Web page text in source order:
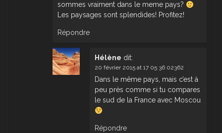
sommes vraiment dans le meme pays?
Les paysages sont splendides! Profitez!
Répondre
Hélène dit:
20 février 2015 at 17 05 36 02362
Dans le même pays, mais c’est à
peu près comme si tu compares
le sud de la France avec Moscou
Répondre